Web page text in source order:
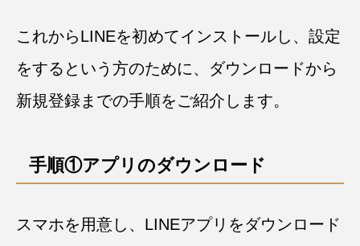
これからLINEを初めてインストールし、設定
をするという方のために、ダウンロードから
新規登録までの手順をご紹介します。
手順①アプリのダウンロード
スマホを用意し、LINEアプリをダウンロード